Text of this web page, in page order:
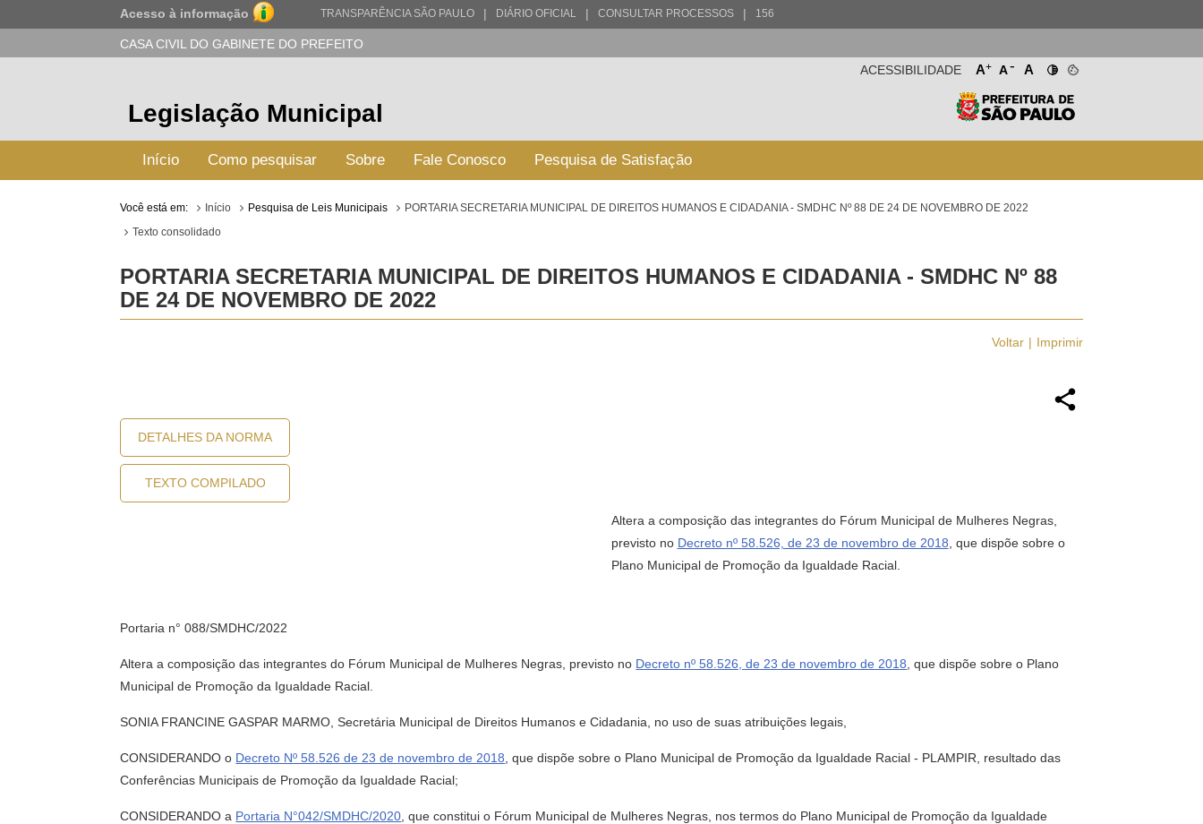
Acesso à informação TRANSPARÊNCIA SÃO PAULO | DIÁRIO OFICIAL | CONSULTAR PROCESSOS | 156
CASA CIVIL DO GABINETE DO PREFEITO
A+ A- A
ACESSIBILIDADE
Legislação Municipal
Início Como pesquisar Sobre Fale Conosco Pesquisa de Satisfação
Você está em: Início Pesquisa de Leis Municipais
PORTARIA SECRETARIA MUNICIPAL DE DIREITOS HUMANOS E CIDADANIA - SMDHC Nº 88 DE 24 DE NOVEMBRO DE 2022
Texto consolidado
PORTARIA SECRETARIA MUNICIPAL DE DIREITOS HUMANOS E CIDADANIA - SMDHC Nº 88
DE 24 DE NOVEMBRO DE 2022
Voltar Imprimir
DETALHES DA NORMA
TEXTO COMPILADO
Altera a composição das integrantes do Fórum Municipal de Mulheres Negras,
previsto no Decreto nº 58.526, de 23 de novembro de 2018 , que dispõe sobre o
Plano Municipal de Promoção da Igualdade Racial.
Portaria n° 088/SMDHC/2022
Altera a composição das integrantes do Fórum Municipal de Mulheres Negras, previsto no Decreto nº 58.526, de 23 de novembro de 2018 , que dispõe sobre o Plano
Municipal de Promoção da Igualdade Racial.
SONIA FRANCINE GASPAR MARMO, Secretária Municipal de Direitos Humanos e Cidadania, no uso de suas atribuições legais,
CONSIDERANDO o Decreto Nº 58.526 de 23 de novembro de 2018 , que dispõe sobre o Plano Municipal de Promoção da Igualdade Racial - PLAMPIR, resultado das
Conferências Municipais de Promoção da Igualdade Racial;
CONSIDERANDO a Portaria N°042/SMDHC/2020 , que constitui o Fórum Municipal de Mulheres Negras, nos termos do Plano Municipal de Promoção da Igualdade